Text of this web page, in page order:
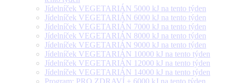
Jídelníček VEGETARIÁN 5000 kJ na tento týden
Jídelníček VEGETARIÁN 6000 kJ na tento týden
Jídelníček VEGETARIÁN 7000 kJ na tento týden
Jídelníček VEGETARIÁN 8000 kJ na tento týden
Jídelníček VEGETARIÁN 9000 kJ na tento týden
Jídelníček VEGETARIÁN 10000 kJ na tento týden
Jídelníček VEGETARIÁN 12000 kJ na tento týden
Jídelníček VEGETARIÁN 14000 kJ na tento týden
Program: PRO ZDRAVÍ + 6000 kJ na tento týden